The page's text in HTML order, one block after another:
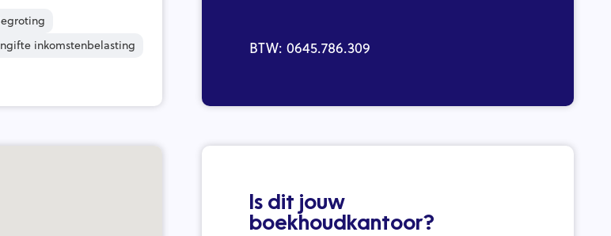
inkomstenbelasting
BTW: 0645.786.309
Is dit jouw
boekhoudkantoor?